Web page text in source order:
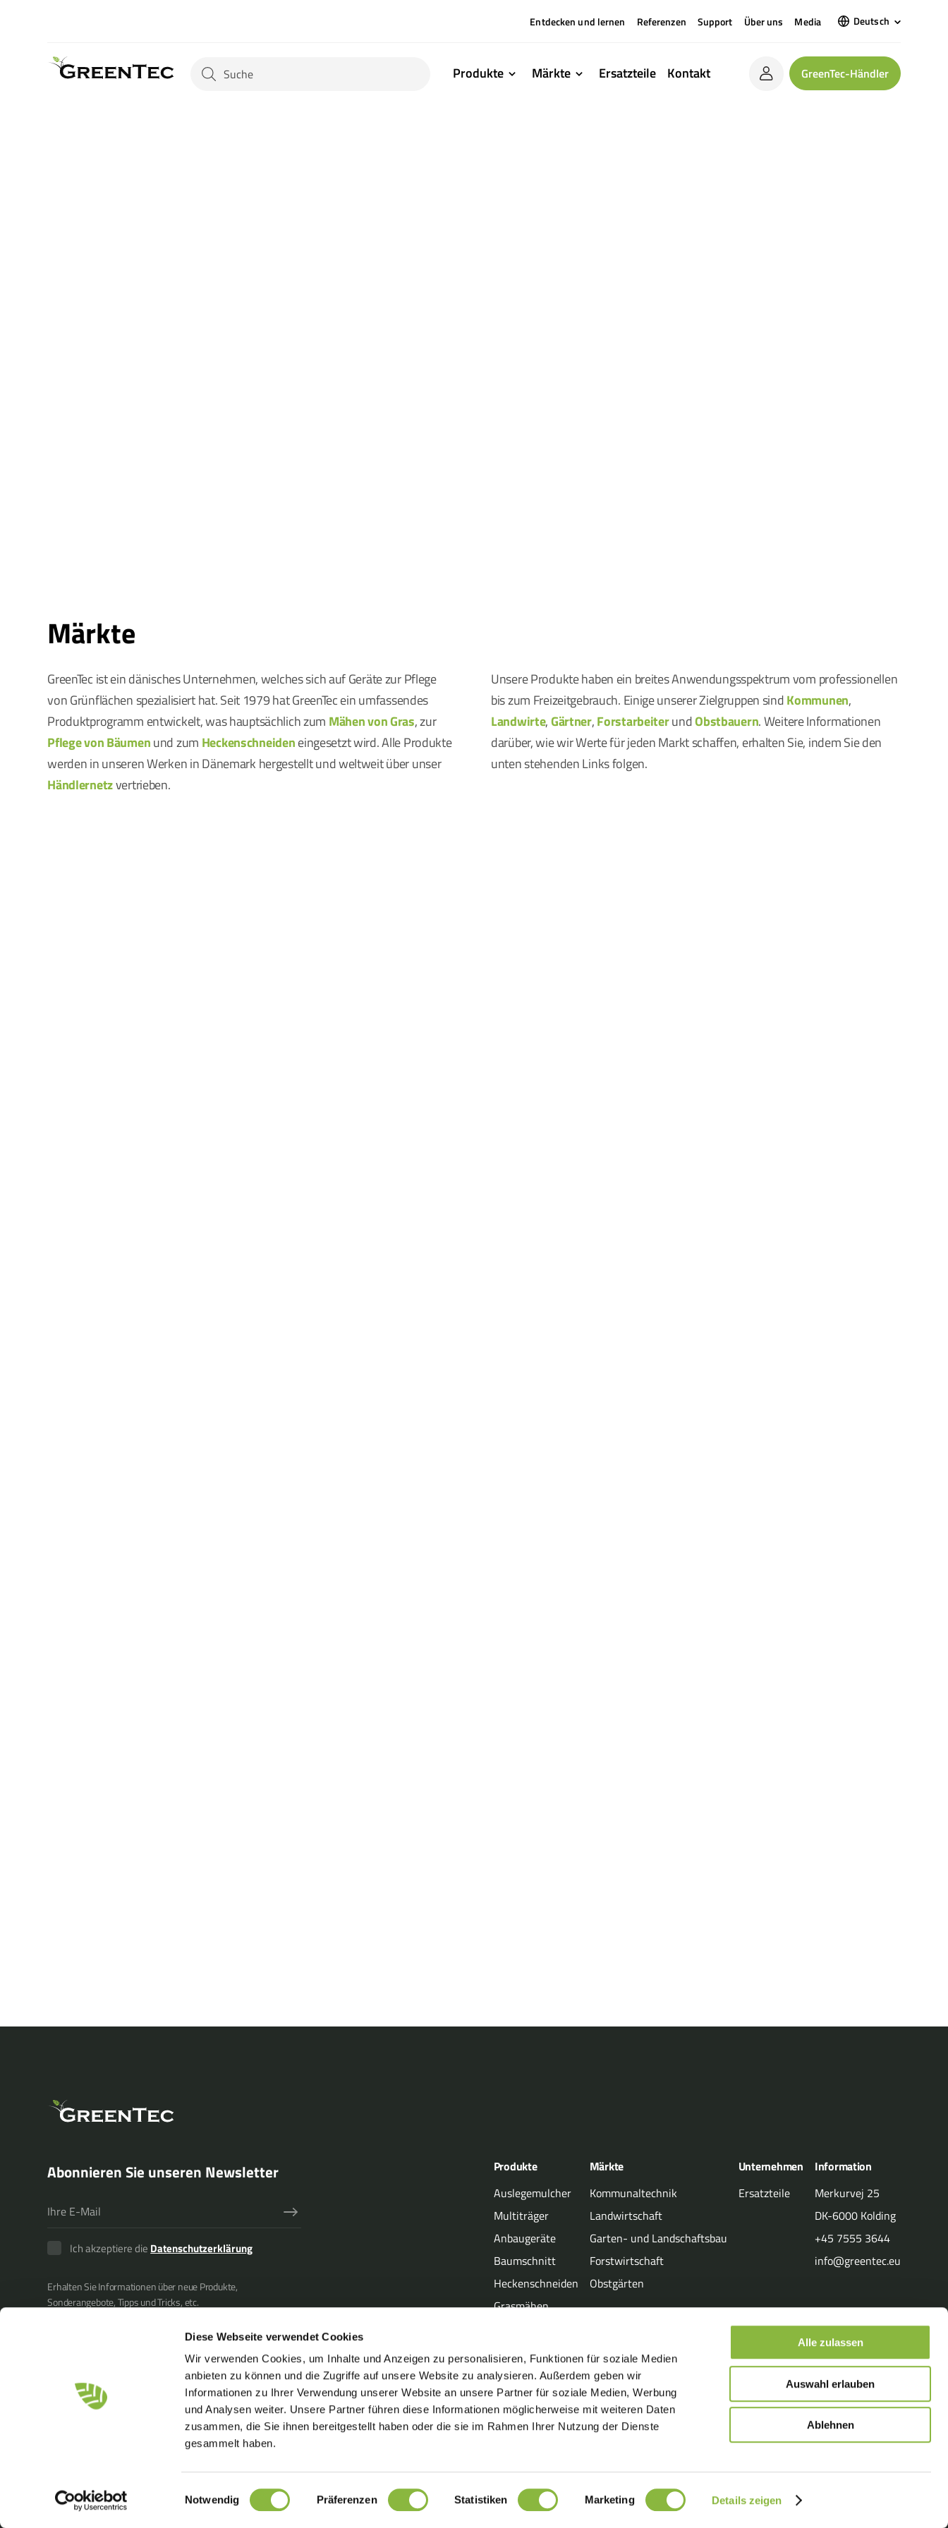
Diese Webseite verwendet Cookies
Wir verwenden Cookies, um Inhalte und Anzeigen zu personalisieren, Funktionen für soziale Medien
anbieten zu können und die Zugriffe auf unsere Website zu analysieren. Außerdem geben wir
Informationen zu Ihrer Verwendung unserer Website an unsere Partner für soziale Medien, Werbung
und Analysen weiter. Unsere Partner führen diese Informationen möglicherweise mit weiteren Daten
zusammen, die Sie ihnen bereitgestellt haben oder die sie im Rahmen Ihrer Nutzung der Dienste
gesammelt haben.
Einwilligungsauswahl
Notwendig Präferenzen Statistiken Marketing Details zeigen
Alle zulassen
Auswahl erlauben
Ablehnen
Entdecken und lernen Referenzen Support Über uns Media Deutsch
Produkte Märkte Ersatzteile Kontakt GreenTec-Händler
Märkte
GreenTec ist ein dänisches Unternehmen, welches sich auf Geräte zur Pflege
von Grünflächen spezialisiert hat. Seit 1979 hat GreenTec ein umfassendes
Produktprogramm entwickelt, was hauptsächlich zum Mähen von Gras, zur
Pflege von Bäumenund zum Heckenschneideneingesetzt wird. Alle Produkte
werden in unseren Werken in Dänemark hergestellt und weltweit über unser
Händlernetzvertrieben.
Unsere Produkte haben ein breites Anwendungsspektrum vom professionellen
bis zum Freizeitgebrauch. Einige unserer Zielgruppen sindKommunen,
Landwirte,Gärtner,ForstarbeiterundObstbauern. Weitere Informationen
darüber, wie wir Werte für jeden Markt schaffen, erhalten Sie, indem Sie den
unten stehenden Links folgen.
Abonnieren Sie unseren Newsletter
Ich akzeptiere die Datenschutzerklärung
Erhalten Sie Informationen über neue Produkte,
Sonderangebote, Tipps und Tricks, etc.
Produkte
Auslegemulcher
Multiträger
Anbaugeräte
Baumschnitt
Heckenschneiden
Grasmähen
Märkte
Kommunaltechnik
Landwirtschaft
Garten- und Landschaftsbau
Forstwirtschaft
Obstgärten
Unternehmen
Ersatzteile
Information
Merkurvej 25
DK-6000 Kolding
+45 7555 3644
info@greentec.eu
© Copyright 2026 Merkurvej 25 DK-6000 Kolding Tel.: +45 7555 3644 E-Mail: info@greentec.eu Verkaufs- und Lieferbedingungen Datenschutzbestimmungen